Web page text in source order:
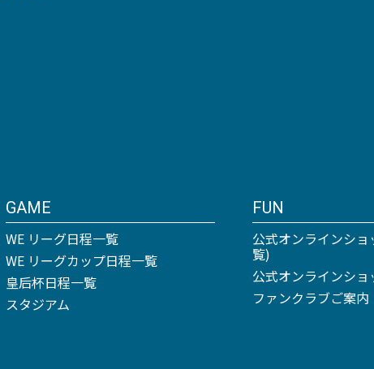
GAME
WE リーグ日程一覧
WE リーグカップ日程一覧
皇后杯日程一覧
スタジアム
FUN
公式オンラインシ
覧)
公式オンラインシ
ファンクラブご案内